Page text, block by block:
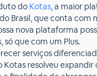
do Kotas, a maior
Brasil, que conta com
nova plataforma
que com um Plus.
serviços
Kotas resolveu expandir